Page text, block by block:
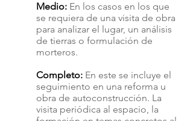
Medio: En los casos en los que
se requiera de una visita de obra
para analizar el lugar, un análisis
de tierras o formulación de
morteros.
Completo: En este se incluye el
seguimiento en una reforma u
obra de autoconstrucción. La
visita periódica al espacio, la